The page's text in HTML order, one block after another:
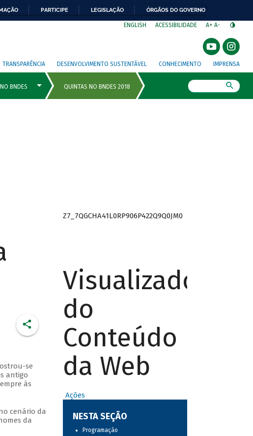
PARTICIPE LEGISLAÇÃO ÓRGÃOS DO GOVERNO
ENGLISH ACESSIBILIDADE A+ A-
TRANSPARÊNCIA DESENVOLVIMENTO SUSTENTÁVEL CONHECIMENTO IMPRENSA
se
antigo
às
cenário da
da
Z7_7QGCHA41L0RP906P422Q9Q0JM0
Visualizador
do
Conteúdo
da Web
Ações
NESTA SEÇÃO
Programação